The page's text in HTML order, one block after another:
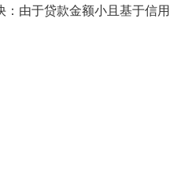
由于贷款金额小且基于信